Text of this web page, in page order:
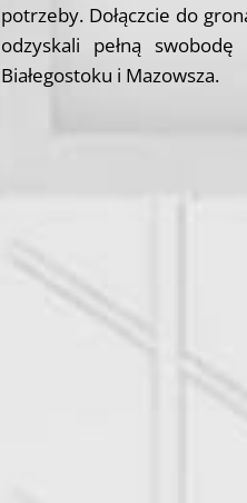
potrzeby. Dołączcie do
odzyskali pełną
Białegostoku i Mazowsza.